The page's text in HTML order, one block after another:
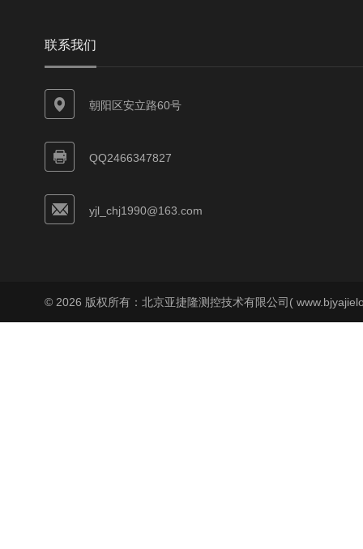
联系我们
朝阳区安立路60号
QQ2466347827
yjl_chj1990@163.com
© 2026 版权所有：北京亚捷隆测控技术有限公司(